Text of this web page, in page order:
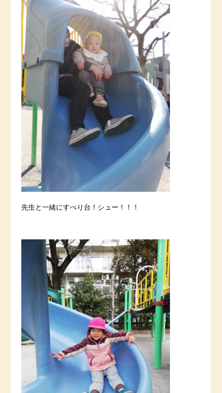
先生と一緒にすべり台！シュー！！！